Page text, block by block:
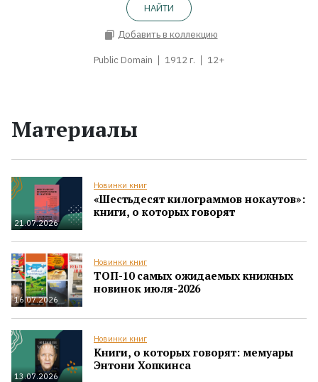
НАЙТИ
Добавить в коллекцию
Public Domain 1912 г. 12+
Материалы
21.07.2026
Новинки книг
«Шестьдесят килограммов нокаутов»:
книги, о которых говорят
16.07.2026
Новинки книг
ТОП-10 самых ожидаемых книжных
новинок июля-2026
13.07.2026
Новинки книг
Книги, о которых говорят: мемуары
Энтони Хопкинса